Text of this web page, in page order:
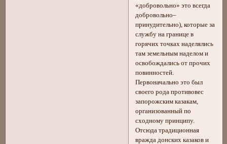
«добровольно» это всегда
добровольно–
принудительно), которые за
службу на границе в
горячих точках наделялись
там земельным наделом и
освобождались от прочих
повинностей.
Первоначально это был
своего рода противовес
запорожским казакам,
организованный по
сходному принципу.
Отсюда традиционная
вражда донских казаков и